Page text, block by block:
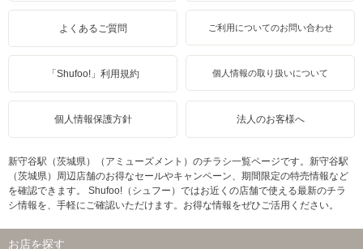
よくあるご質問 ご利用についてのお問い合わせ
「Shufoo!」利用規約 個人情報の取り扱いについて
個人情報保護方針 法人のお客様へ
新守谷駅（茨城県）（アミューズメント）のチラシ一覧ページです。新守谷駅
（茨城県）周辺店舗のお得なセールやキャンペーン、期間限定の特売情報など
を確認できます。 Shufoo!（シュフー）ではお近くの店舗で使える最新のチラ
シ情報を、手軽にご確認いただけます。お得な情報をぜひご活用ください。
お店を探す